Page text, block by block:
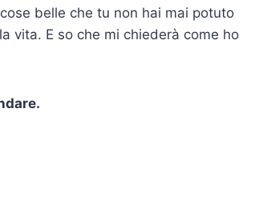
belle che tu non hai mai potuto
vita. E so che mi chiederà come ho